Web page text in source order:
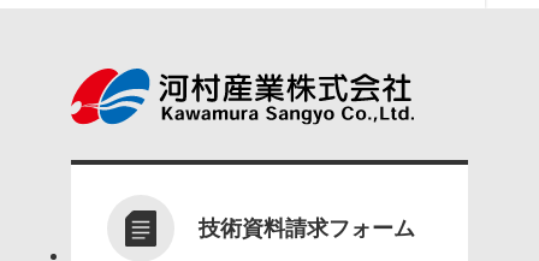
技術資料請求フォーム